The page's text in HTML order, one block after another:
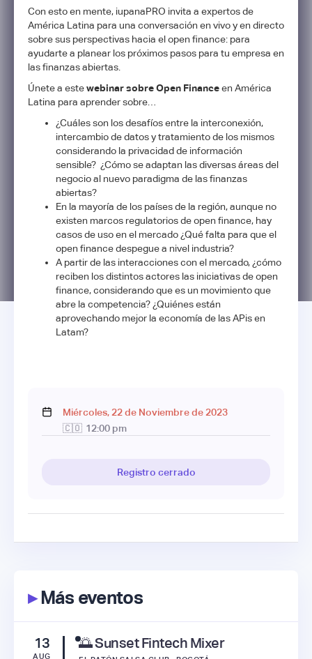
Con esto en mente, iupanaPRO invita a expertos de
América Latina para una conversación en vivo y en directo
sobre sus perspectivas hacia el open finance: para
ayudarte a planear los próximos pasos para tu empresa en
las finanzas abiertas.
Únete a estewebinar sobre Open Financeen América
Latina para aprender sobre…
¿Cuáles son los desafíos entre la interconexión,
intercambio de datos y tratamiento de los mismos
considerando la privacidad de información
sensible? ¿Cómo se adaptan las diversas áreas del
negocio al nuevo paradigma de las finanzas
abiertas?
En la mayoría de los países de la región, aunque no
existen marcos regulatorios de open finance, hay
casos de uso en el mercado ¿Qué falta para que el
open finance despegue a nivel industria?
A partir de las interacciones con el mercado, ¿cómo
reciben los distintos actores las iniciativas de open
finance, considerando que es un movimiento que
abre la competencia? ¿Quiénes están
aprovechando mejor la economía de las APis en
Latam?
Miércoles, 22de Noviembrede 2023
🇨🇴 12:00 pm
Registro cerrado
▸Más eventos
13
AUG
🌅 Sunset Fintech Mixer